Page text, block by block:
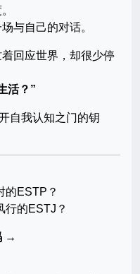
与自己的对话。
回应世界，却很少停
活？”
自我认知之门的钥
的ESTP？
行的ESTJ？
→